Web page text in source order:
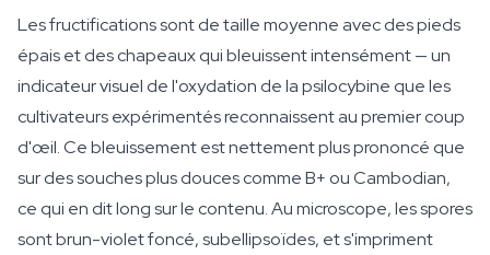
Les fructifications sont de taille moyenne avec des pieds
épais et des chapeaux qui bleuissent intensément — un
indicateur visuel de l'oxydation de la psilocybine que les
cultivateurs expérimentés reconnaissent au premier coup
d'œil. Ce bleuissement est nettement plus prononcé que
sur des souches plus douces comme B+ ou Cambodian,
ce qui en dit long sur le contenu. Au microscope, les spores
sont brun-violet foncé, subellipsoïdes, et s'impriment